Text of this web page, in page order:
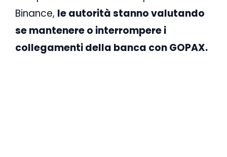
Binance, le autorità stanno valutando
se mantenere o interrompere i
collegamenti della banca con GOPAX.